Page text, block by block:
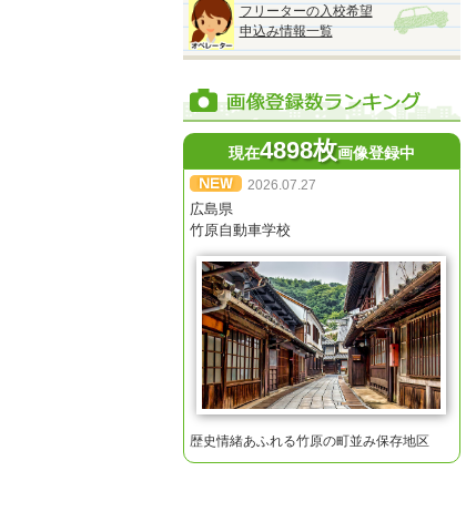
フリーターの入校希望
申込み情報一覧
現在4898枚画像登録中
2026.07.27
広島県
竹原自動車学校
歴史情緒あふれる竹原の町並み保存地区